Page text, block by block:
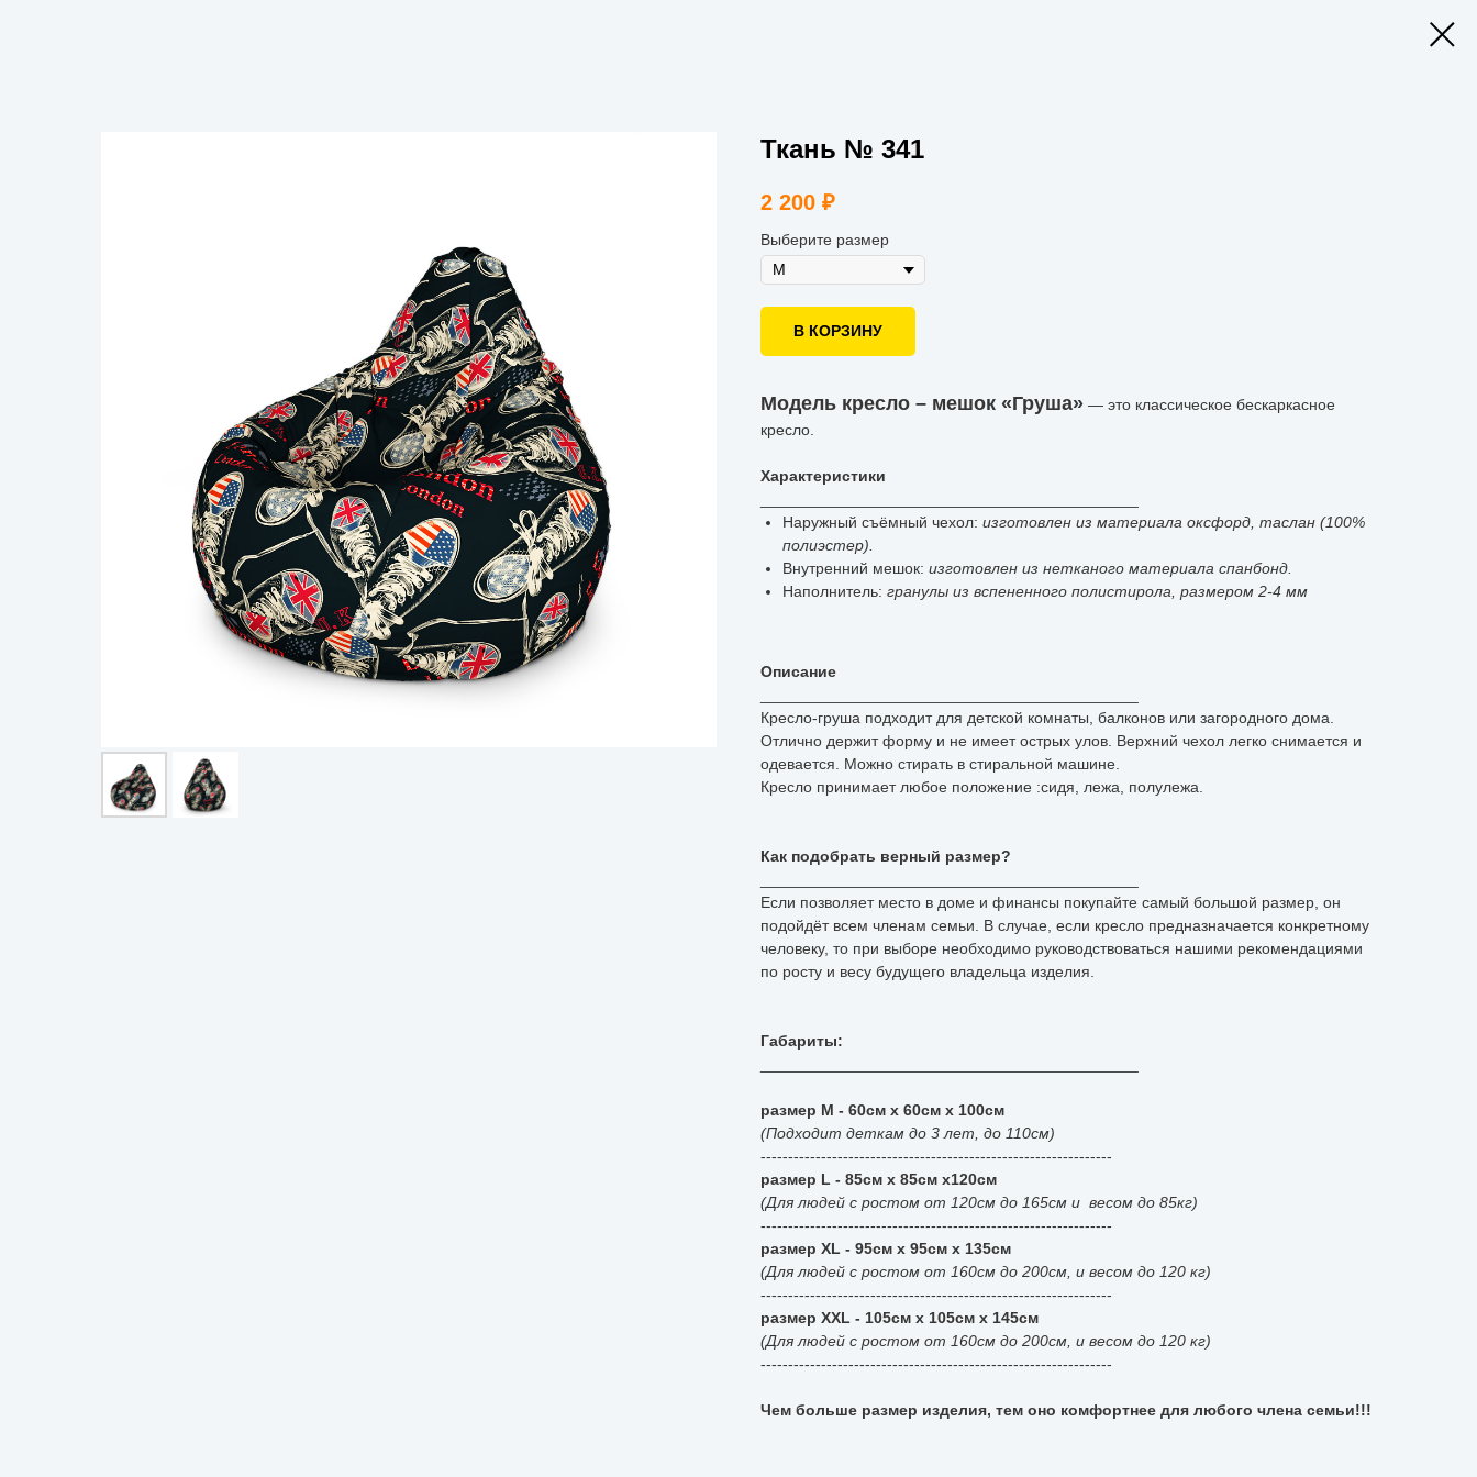
Ткань № 341
2 200 ₽
Выберите размер
В КОРЗИНУ
Модель кресло – мешок «Груша» — это классическое бескаркасное
кресло.
Характеристики
Наружный съёмный чехол: изготовлен из материала оксфорд, таслан (100%
полиэстер).
Внутренний мешок: изготовлен из нетканого материала спанбонд.
Наполнитель: гранулы из вспененного полистирола, размером 2-4 мм
Описание
Кресло-груша подходит для детской комнаты, балконов или загородного дома.
Отлично держит форму и не имеет острых улов. Верхний чехол легко снимается и
одевается. Можно стирать в стиральной машине.
Кресло принимает любое положение :сидя, лежа, полулежа.
Как подобрать верный размер?
Если позволяет место в доме и финансы покупайте самый большой размер, он
подойдёт всем членам семьи. В случае, если кресло предназначается конкретному
человеку, то при выборе необходимо руководствоваться нашими рекомендациями
по росту и весу будущего владельца изделия.
Габариты:
размер М - 60см x 60см x 100см
(Подходит деткам до 3 лет, до 110см)
----------------------------------------------------------------
размер L - 85см x 85см x120см
(Для людей с ростом от 120см до 165см и весом до 85кг)
----------------------------------------------------------------
размер XL - 95см x 95см x 135см
(Для людей с ростом от 160см до 200см, и весом до 120 кг)
----------------------------------------------------------------
размер XXL - 105см x 105см x 145см
(Для людей с ростом от 160см до 200см, и весом до 120 кг)
----------------------------------------------------------------
Чем больше размер изделия, тем оно комфортнее для любого члена семьи!!!